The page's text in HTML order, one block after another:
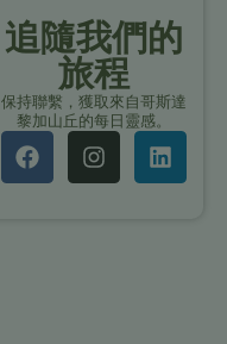
追隨我們的
旅程
保持聯繫，獲取來自哥斯達
黎加山丘的每日靈感。